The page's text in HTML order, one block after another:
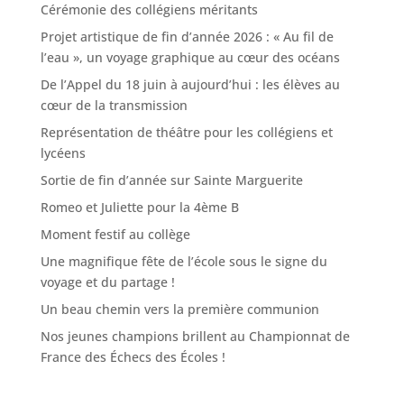
Cérémonie des collégiens méritants
Projet artistique de fin d’année 2026 : « Au fil de
l’eau », un voyage graphique au cœur des océans
De l’Appel du 18 juin à aujourd’hui : les élèves au
cœur de la transmission
Représentation de théâtre pour les collégiens et
lycéens
Sortie de fin d’année sur Sainte Marguerite
Romeo et Juliette pour la 4ème B
Moment festif au collège
Une magnifique fête de l’école sous le signe du
voyage et du partage !
Un beau chemin vers la première communion
Nos jeunes champions brillent au Championnat de
France des Échecs des Écoles !